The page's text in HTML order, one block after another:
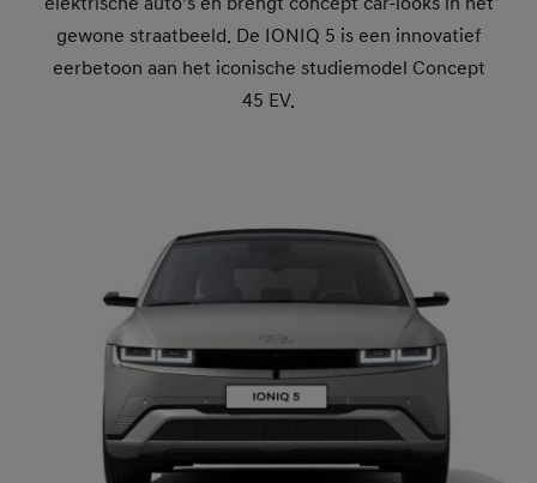
gewone straatbeeld. De IONIQ 5 is een innovatief
eerbetoon aan het iconische studiemodel Concept
45 EV.